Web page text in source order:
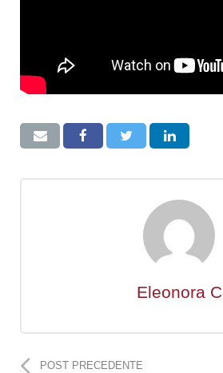
Eleonora C
POST PRECEDENTE